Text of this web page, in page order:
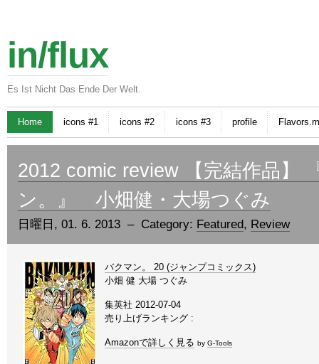
in/flux
Es Ist Nicht Das Ende Der Welt.
Home icons #1 icons #2 icons #3 profile
2012 comic review 【完結作品】
ン。』 小畑健・大場つぐみ
日曜日, 01. 6. 2013 – Category: Featured, Review
バクマン。 20 (ジャンプコミックス)
小畑 健 大場 つぐみ
集英社 2012-07-04
売り上げランキング :
Amazonで詳しく見る by G-Tools